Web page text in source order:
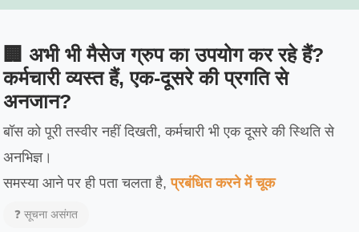
🏢 अभी भी मैसेज ग्रुप का उपयोग कर रहे हैं?
कर्मचारी व्यस्त हैं, एक-दूसरे की प्रगति से
अनजान?
बॉस को पूरी तस्वीर नहीं दिखती, कर्मचारी भी एक दूसरे की स्थिति से
अनभिज्ञ।
समस्या आने पर ही पता चलता है,प्रबंधित करने में चूक
❓ सूचना असंगत